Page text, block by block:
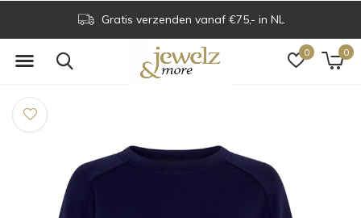
0 0
Gratis verzenden vanaf €75,- in NL